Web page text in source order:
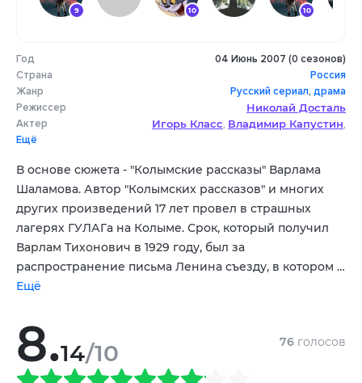
9 10 10
Год
Страна
Жанр
Режиссер
Актер
Ещё
04 Июнь 2007 (0 сезонов)
Россия
Русский сериал, драма
Николай Досталь
Игорь Класс, Владимир Капустин,
Александр Строев,Инга Оболдина
Владимир Конкин,Инга Стрелкова-Оболдина
В основе сюжета - "Колымские рассказы" Варлама
Шаламова. Автор "Колымских рассказов" и многих
других произведений 17 лет провел в страшных
лагерях ГУЛАГа на Колыме. Срок, который получил
Варлам Тихонович в 1929 году, был за
распространение письма Ленина съезду, в котором …
Ещё
8.14/10 76 голосов